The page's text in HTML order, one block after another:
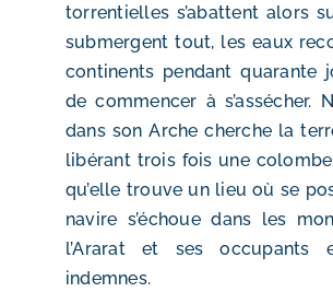
torrentielles s’abattent alors
submergent tout, les eaux
continents pendant quarante
de commencer à s’assécher.
dans son Arche cherche la
libérant trois fois une colombe
qu’elle trouve un lieu où se
navire s’échoue dans les
l’Ararat et ses occupants
indemnes.